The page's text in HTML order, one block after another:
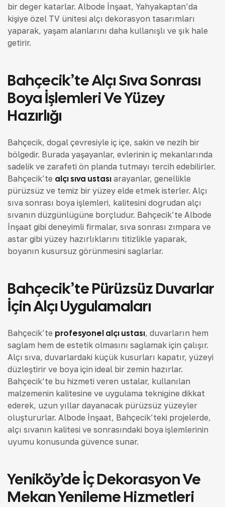
bir değer katarlar. Albode İnşaat, Yahyakaptan’da
kişiye özel TV ünitesi alçı dekorasyon tasarımları
yaparak, yaşam alanlarını daha kullanışlı ve şık hale
getirir.
Bahçecik’te Alçı Sıva Sonrası
Boya İşlemleri Ve Yüzey
Hazırlığı
Bahçecik, doğal çevresiyle iç içe, sakin ve nezih bir
bölgedir. Burada yaşayanlar, evlerinin iç mekanlarında
sadelik ve zarafeti ön planda tutmayı tercih edebilirler.
Bahçecik’te alçı sıva ustası arayanlar, genellikle
pürüzsüz ve temiz bir yüzey elde etmek isterler. Alçı
sıva sonrası boya işlemleri, kalitesini doğrudan alçı
sıvanın düzgünlüğüne borçludur. Bahçecik’te Albode
İnşaat gibi deneyimli firmalar, sıva sonrası zımpara ve
astar gibi yüzey hazırlıklarını titizlikle yaparak,
boyanın kusursuz görünmesini sağlarlar.
Bahçecik’te Pürüzsüz Duvarlar
İçin Alçı Uygulamaları
Bahçecik’te profesyonel alçı ustası, duvarların hem
sağlam hem de estetik olmasını sağlamak için çalışır.
Alçı sıva, duvarlardaki küçük kusurları kapatır, yüzeyi
düzleştirir ve boya için ideal bir zemin hazırlar.
Bahçecik’te bu hizmeti veren ustalar, kullanılan
malzemenin kalitesine ve uygulama tekniğine dikkat
ederek, uzun yıllar dayanacak pürüzsüz yüzeyler
oluştururlar. Albode İnşaat, Bahçecik’teki projelerde,
alçı sıvanın kalitesi ve sonrasındaki boya işlemlerinin
uyumu konusunda güvence sunar.
Yeniköy’de İç Dekorasyon Ve
Mekan Yenileme Hizmetleri